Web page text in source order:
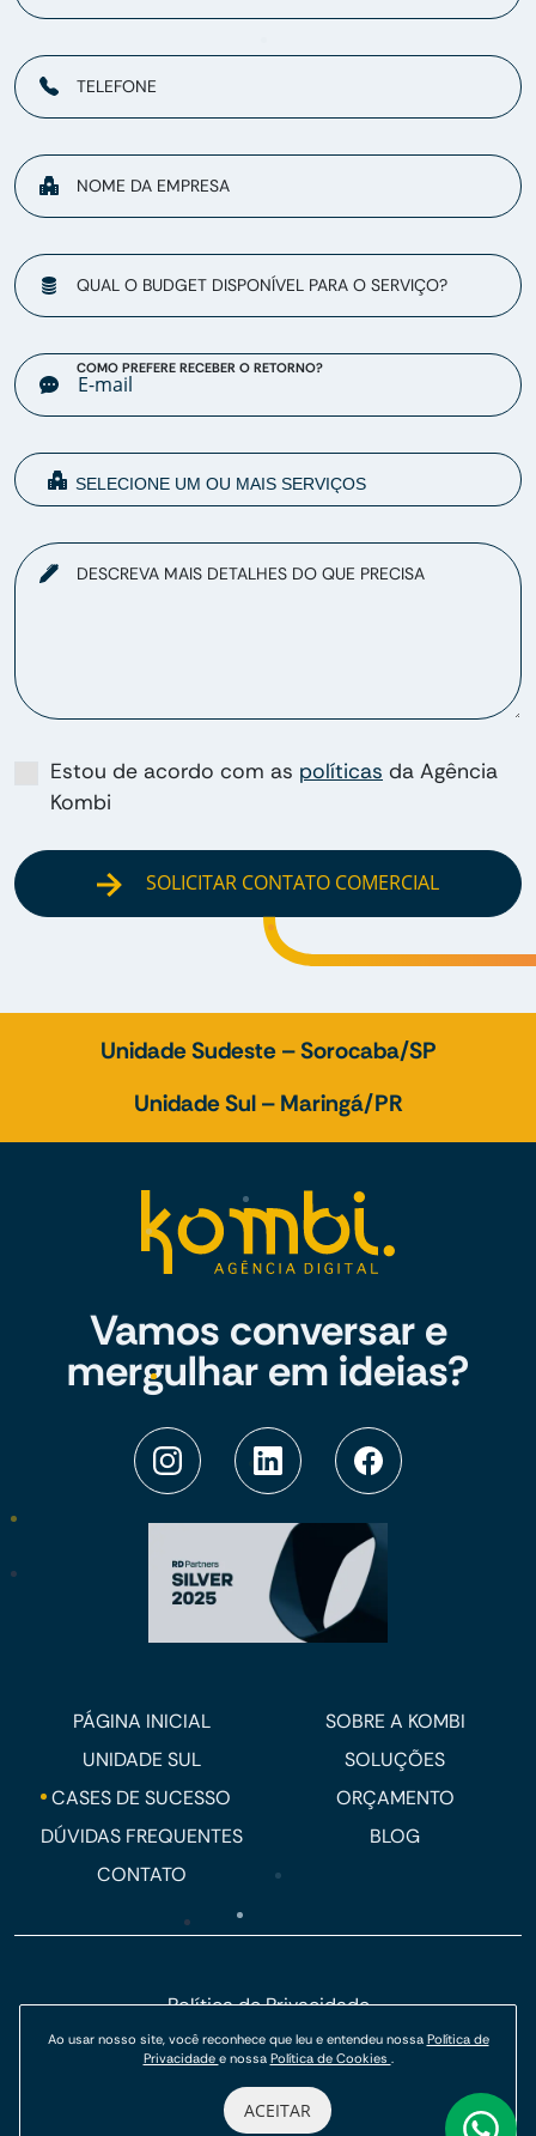
TELEFONE
NOME DA EMPRESA
QUAL O BUDGET DISPONÍVEL PARA O SERVIÇO?
COMO PREFERE RECEBER O RETORNO?
DESCREVA MAIS DETALHES DO QUE PRECISA
Estou de acordo com as políticas da Agência
Kombi
SOLICITAR CONTATO COMERCIAL
Unidade Sudeste – Sorocaba/SP
Unidade Sul – Maringá/PR
Vamos conversar e
mergulhar em ideias?
PÁGINA INICIAL
SOBRE A KOMBI
UNIDADE SUL
SOLUÇÕES
CASES DE SUCESSO
ORÇAMENTO
DÚVIDAS FREQUENTES
BLOG
CONTATO
Política de Privacidade
Política de Cookies
© Kombi Agência Digital 2026.
Ao usar nosso site, você reconhece que leu e entendeu nossa Política de
Privacidade e nossa Política de Cookies .
ACEITAR